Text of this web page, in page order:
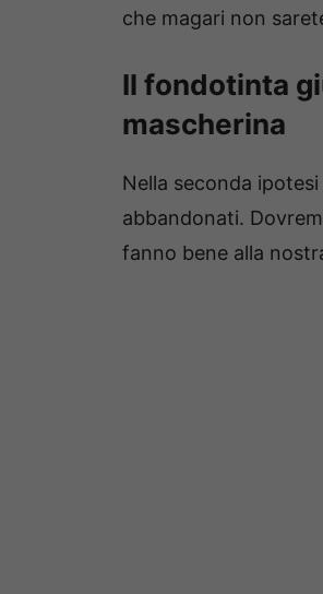
che magari non
Il fondotinta
mascherina
Nella seconda
abbandonati.
fanno bene alla